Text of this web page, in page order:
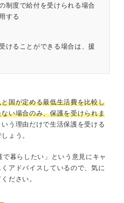
制度で給付を受けられる場合
する
けることができる場合は、援
国が定める最低生活費を比較し
い場合のみ、保護を受けられま
う理由だけで生活保護を受ける
ょう。
暮らしたい」という意見にキャ
アドバイスしているので、気に
ださい。